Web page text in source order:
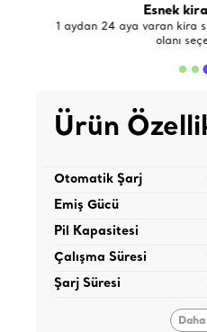
Esnek
1 aydan 24 aya varan kira
olanı
Ürün
Otomatik Şarj
Emiş Gücü
Pil Kapasitesi
Çalışma Süresi
Şarj Süresi